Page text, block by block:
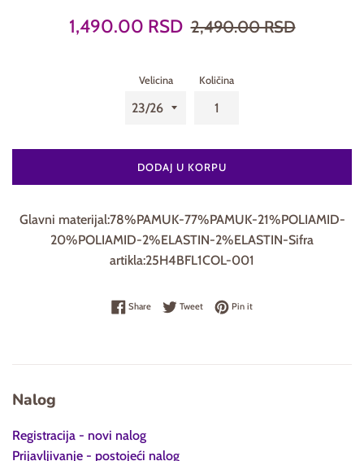
Prodajna
1,490.00 RSD
Regularna
2,490.00 RSD
Velicina Količina
DODAJ U KORPU
Glavni materijal:78%PAMUK-77%PAMUK-21%POLIAMID-
20%POLIAMID-2%ELASTIN-2%ELASTIN-Sifra
artikla:25H4BFL1COL-001
ShareShare on Facebook
TweetTweet on Twitter
Pin itPin on Pinterest
Nalog
Registracija - novi nalog
Prijavljivanje - postojeći nalog